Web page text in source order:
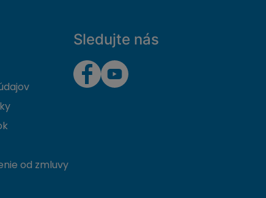
od zmluvy
Sledujte nás